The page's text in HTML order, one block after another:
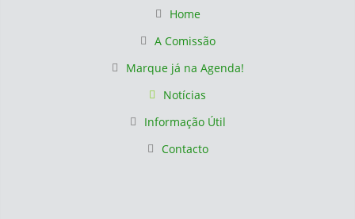
Home
A Comissão
Marque já na Agenda!
Notícias
Informação Útil
Contacto